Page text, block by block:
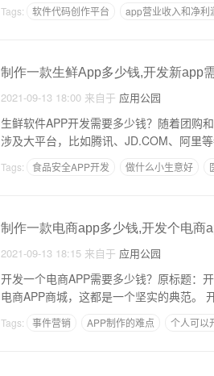
Tags: 软件代码创作平台 app营业收入和净利
制作一款生鲜App多少钱,开发新app
2021-09-13 18:00 来自于 应用公园
生鲜软件APP开发需要多少钱？随着团购
涉及大平台，比如腾讯、JD.COM、阿里
Tags: 食品安全APP开发 做什么小生意好
制作一款电商app多少钱,开发个电商
2021-09-13 18:15 来自于 应用公园
开发一个电商APP需要多少钱？原标题：
Tags: 事件营销 APP制作的难点 个人可以